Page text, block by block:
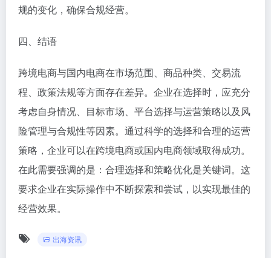
规的变化，确保合规经营。
四、结语
跨境电商与国内电商在市场范围、商品种类、交易流
程、政策法规等方面存在差异。企业在选择时，应充分
考虑自身情况、目标市场、平台选择与运营策略以及风
险管理与合规性等因素。通过科学的选择和合理的运营
策略，企业可以在跨境电商或国内电商领域取得成功。
在此需要强调的是：合理选择和策略优化是关键词。这
要求企业在实际操作中不断探索和尝试，以实现最佳的
经营效果。
出海资讯